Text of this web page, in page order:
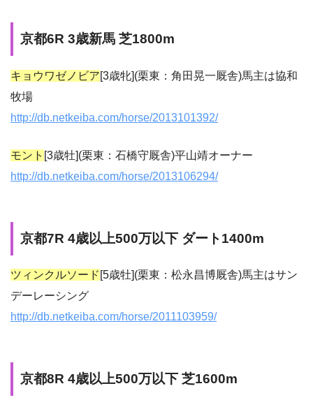
京都6R 3歳新馬 芝1800m
キョウワゼノビア[3歳牝](栗東：角田晃一厩舎)馬主は協和
牧場
http://db.netkeiba.com/horse/2013101392/
モント [3歳牡](栗東：石橋守厩舎)平山靖オーナー
http://db.netkeiba.com/horse/2013106294/
京都7R 4歳以上500万以下 ダート1400m
ツィンクルソード [5歳牡](栗東：松永昌博厩舎)馬主はサン
デーレーシング
http://db.netkeiba.com/horse/2011103959/
京都8R 4歳以上500万以下 芝1600m